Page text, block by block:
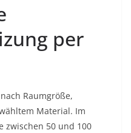
per
Raumgröße,
Material. Im
zwischen 50 und 100